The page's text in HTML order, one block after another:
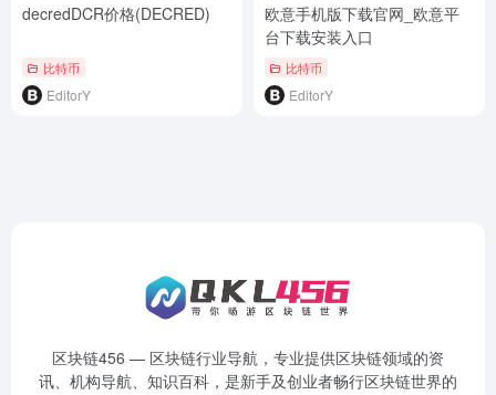
decredDCR价格(DECRED)
比特币
EditorY
欧意手机版下载官网_欧意平
台下载安装入口
比特币
EditorY
区块链456 — 区块链行业导航，专业提供区块链领域的资
讯、机构导航、知识百科，是新手及创业者畅行区块链世界的